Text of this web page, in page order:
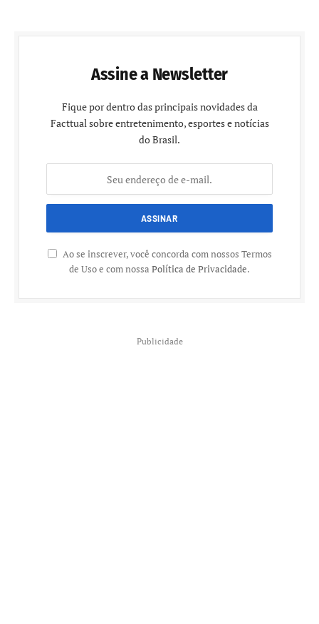
Assine a Newsletter
Fique por dentro das principais novidades da
Facttual sobre entretenimento, esportes e notícias
do Brasil.
Ao se inscrever, você concorda com nossos Termos
de Uso e com nossa Política de Privacidade.
Publicidade